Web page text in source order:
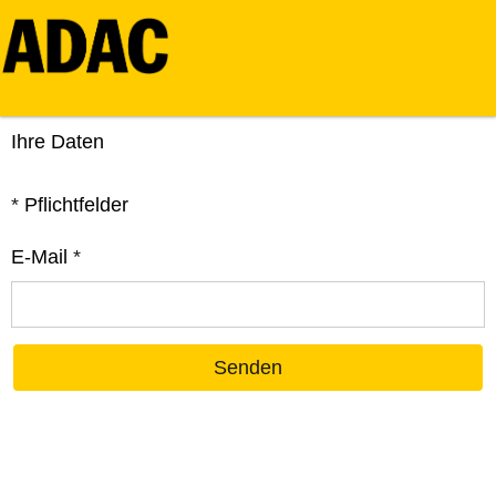
Ihre Daten
* Pflichtfelder
E-Mail *
Senden